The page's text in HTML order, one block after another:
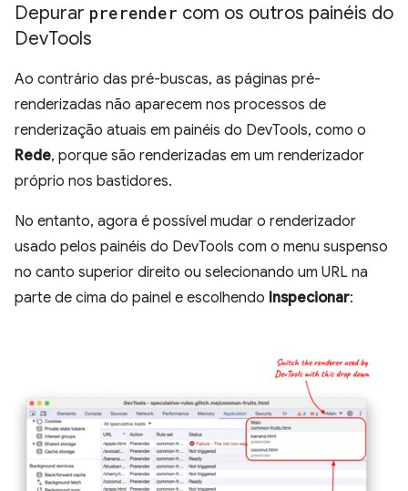
Depurar prerender com os outros painéis do
DevTools
Ao contrário das pré-buscas, as páginas pré-
renderizadas não aparecem nos processos de
renderização atuais em painéis do DevTools, como o
Rede, porque são renderizadas em um renderizador
próprio nos bastidores.
No entanto, agora é possível mudar o renderizador
usado pelos painéis do DevTools com o menu suspenso
no canto superior direito ou selecionando um URL na
parte de cima do painel e escolhendo Inspecionar: